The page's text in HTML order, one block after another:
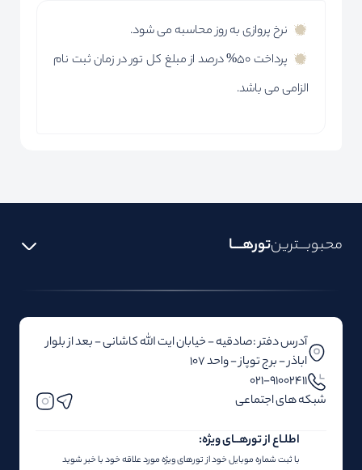
نرخ پروازی به روز محاسبه می شود.
پرداخت 50% درصد از مبلغ کل تور در زمان ثبت نام
الزامی می باشد.
محبوبـــترینتورهــــا
آدرس دفتر :صادقیه - خیابان ایت الله کاشانی - بعد از بلوار‌‌
اباذر - برج توپاز - واحد 107
۰۲۱-91002411
شبکه های اجتماعی
اطلـاع از تور‌هــای ویژه:
با ثبت شماره موبایل خود از تورهای ویژه مورد علاقه خود با خبر شوید